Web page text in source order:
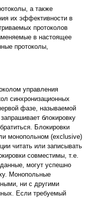
а также
их эффективности в
протоколов
в настоящее
протоколы,
управления
синхронизационных
фазе, называемой
блокировку
Блокировки
монопольном (exclusive)
читать или записывать
совместимы, т.е.
могут успешно
Монопольные
ни с другими
Если требуемый